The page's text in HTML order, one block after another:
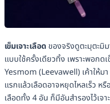
เข็มเจาะเลือด ของจริงดูตะมุตะมิ
แบบใช้ครั้งเดียวทิ้ง เพราะพอกด
Yesmom (Leevawell) เค้าให้ม
แรกแล้วเลือดอาจหยุดไหลเร็ว ห
เลือดทั้ง 4 อัน ก็มีอันสำรองไว้เจา